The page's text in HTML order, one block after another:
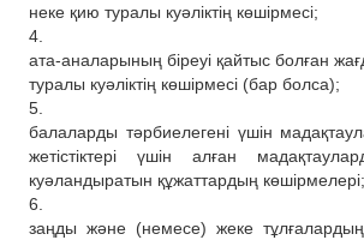
неке қию туралы куәліктің көшірмесі;
4.
ата-аналарының біреуі қайтыс болған
туралы куәліктің көшірмесі (бар болса);
5.
балаларды тәрбиелегені үшін
жетістіктері үшін алған
куәландыратын құжаттардың көшірмелері;
6.
заңды және (немесе) жеке